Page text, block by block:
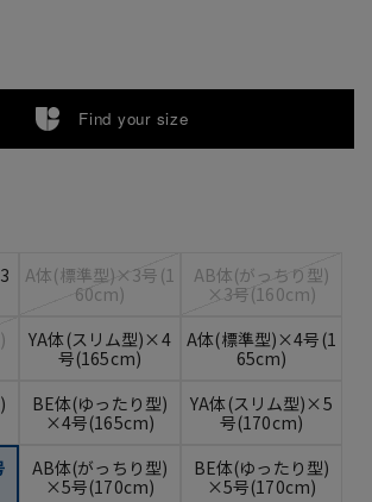
Find your size
A体(標準型)×3号(1
60cm)
AB体(がっちり型)
×3号(160cm)
YA体(スリム型)×4
号(165cm)
A体(標準型)×4号(1
65cm)
BE体(ゆったり型)
×4号(165cm)
YA体(スリム型)×5
号(170cm)
AB体(がっちり型)
×5号(170cm)
BE体(ゆったり型)
×5号(170cm)